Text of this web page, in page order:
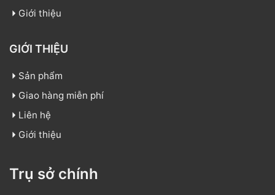
Giới thiệu
GIỚI THIỆU
Sản phẩm
Giao hàng miễn phí
Liên hệ
Giới thiệu
Trụ sở chính